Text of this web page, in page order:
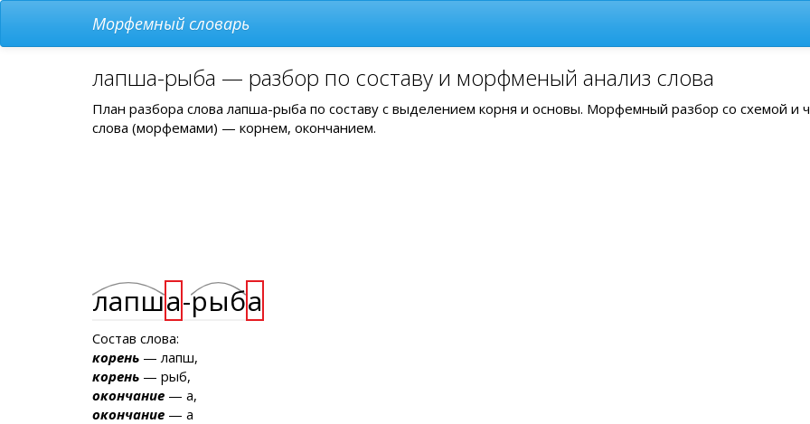
Морфемный словарь
лапша-рыба — разбор по составу и морфменый анализ слова
План разбора слова лапша-рыба по составу с выделением корня и основы. Морфемный разбор со схемой и
слова (морфемами) — корнем, окончанием.
лапша-рыба
Состав слова:
корень — лапш,
корень — рыб,
окончание — а,
окончание — а